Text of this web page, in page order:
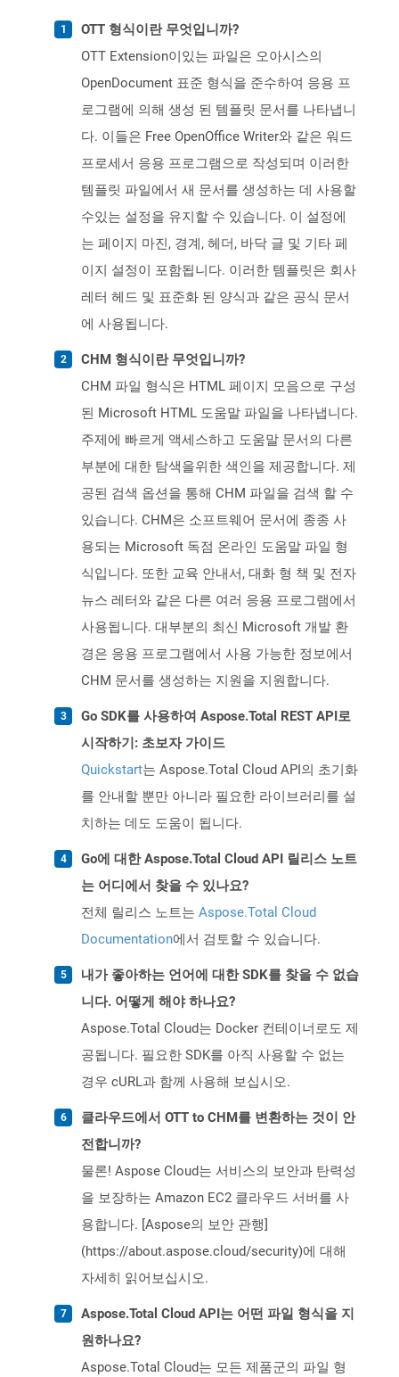
OTT 형식이란 무엇입니까?
OTT Extension이있는 파일은 오아시스의
OpenDocument 표준 형식을 준수하여 응용 프
로그램에 의해 생성 된 템플릿 문서를 나타냅니
다. 이들은 Free OpenOffice Writer와 같은 워드
프로세서 응용 프로그램으로 작성되며 이러한
템플릿 파일에서 새 문서를 생성하는 데 사용할
수있는 설정을 유지할 수 있습니다. 이 설정에
는 페이지 마진, 경계, 헤더, 바닥 글 및 기타 페
이지 설정이 포함됩니다. 이러한 템플릿은 회사
레터 헤드 및 표준화 된 양식과 같은 공식 문서
에 사용됩니다.
CHM 형식이란 무엇입니까?
CHM 파일 형식은 HTML 페이지 모음으로 구성
된 Microsoft HTML 도움말 파일을 나타냅니다.
주제에 빠르게 액세스하고 도움말 문서의 다른
부분에 대한 탐색을위한 색인을 제공합니다. 제
공된 검색 옵션을 통해 CHM 파일을 검색 할 수
있습니다. CHM은 소프트웨어 문서에 종종 사
용되는 Microsoft 독점 온라인 도움말 파일 형
식입니다. 또한 교육 안내서, 대화 형 책 및 전자
뉴스 레터와 같은 다른 여러 응용 프로그램에서
사용됩니다. 대부분의 최신 Microsoft 개발 환
경은 응용 프로그램에서 사용 가능한 정보에서
CHM 문서를 생성하는 지원을 지원합니다.
Go SDK를 사용하여 Aspose.Total REST API로
시작하기: 초보자 가이드
Quickstart는 Aspose.Total Cloud API의 초기화
를 안내할 뿐만 아니라 필요한 라이브러리를 설
치하는 데도 도움이 됩니다.
Go에 대한 Aspose.Total Cloud API 릴리스 노트
는 어디에서 찾을 수 있나요?
전체 릴리스 노트는 Aspose.Total Cloud
Documentation에서 검토할 수 있습니다.
내가 좋아하는 언어에 대한 SDK를 찾을 수 없습
니다. 어떻게 해야 하나요?
Aspose.Total Cloud는 Docker 컨테이너로도 제
공됩니다. 필요한 SDK를 아직 사용할 수 없는
경우 cURL과 함께 사용해 보십시오.
클라우드에서 OTT to CHM를 변환하는 것이 안
전합니까?
물론! Aspose Cloud는 서비스의 보안과 탄력성
을 보장하는 Amazon EC2 클라우드 서버를 사
용합니다. [Aspose의 보안 관행]
(https://about.aspose.cloud/security)에 대해
자세히 읽어보십시오.
Aspose.Total Cloud API는 어떤 파일 형식을 지
원하나요?
Aspose.Total Cloud는 모든 제품군의 파일 형